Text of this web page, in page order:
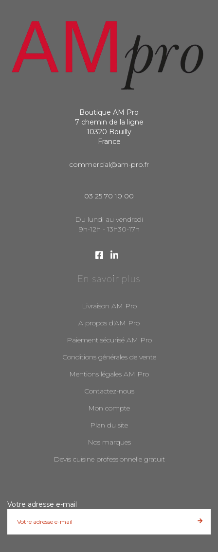
Boutique AM Pro
7 chemin de la ligne
10320 Bouilly
France
commercial@am-pro.fr
03 25 70 10 00
Du lundi au vendredi
9h-12h - 13h30-17h
En savoir plus
Livraison AM Pro
A propos d'AM Pro
Paiement sécurisé AM Pro
Conditions générales de vente
Mentions légales AM Pro
Contactez-nous
Mon compte
Plan du site
Nos marques
Devis cuisine professionnelle gratuit
Votre adresse e-mail